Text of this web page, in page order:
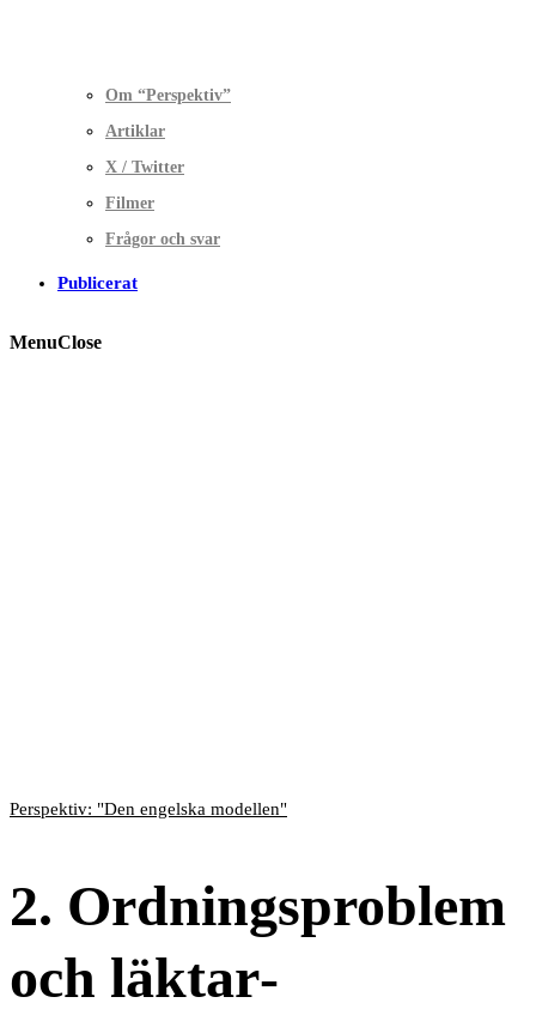
Om “Perspektiv”
Artiklar
X / Twitter
Filmer
Frågor och svar
Publicerat
MenuClose
Perspektiv: "Den engelska modellen"
2. Ordnings­problem
och läktar­